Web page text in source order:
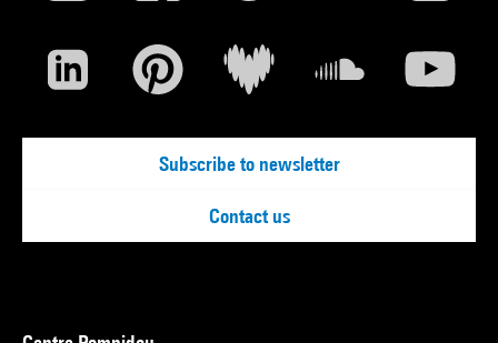
Subscribe to newsletter
Contact us